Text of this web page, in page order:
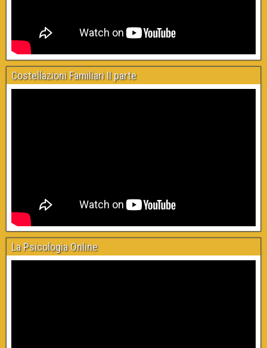
Costellazioni Familiari II parte
La Psicologia Online